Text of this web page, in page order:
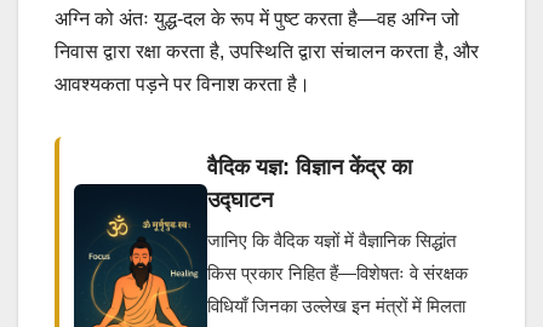
अग्नि को अंतः युद्ध-दल के रूप में पुष्ट करता है—वह अग्नि जो
निवास द्वारा रक्षा करता है, उपस्थिति द्वारा संचालन करता है, और
आवश्यकता पड़ने पर विनाश करता है।
वैदिक यज्ञ: विज्ञान केंद्र का
उद्घाटन
जानिए कि वैदिक यज्ञों में वैज्ञानिक सिद्धांत
किस प्रकार निहित हैं—विशेषतः वे संरक्षक
विधियाँ जिनका उल्लेख इन मंत्रों में मिलता